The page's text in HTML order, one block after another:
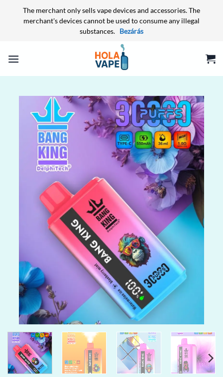
The merchant only sells vape devices and accessories. The
merchant's devices cannot be used to consume any illegal
substances. Bezárás